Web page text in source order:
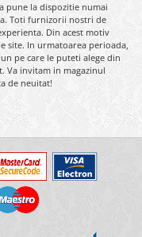
pune la dispozitie numai
Toti furnizorii nostri de
Din acest motiv
site. In urmatoarea perioada,
pe care le puteti alege din
Va invitam in magazinul
de neuitat!